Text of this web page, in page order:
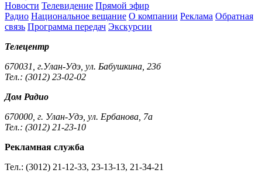
Новости Телевидение Прямой эфир
Радио Национальное вещание О компании Реклама Обратная
связь Программа передач Экскурсии
Телецентр
670031, г.Улан-Удэ, ул. Бабушкина, 23б
Тел.: (3012) 23-02-02
Дом Радио
670000, г. Улан-Удэ, ул. Ербанова, 7а
Тел.: (3012) 21-23-10
Рекламная служба
Тел.: (3012) 21-12-33, 23-13-13, 21-34-21